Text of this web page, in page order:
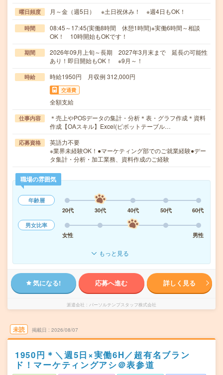
曜日頻度 月～金（週5日） ※土日祝休み！ ※週4日もOK！
時間
08:45～17:45(実働8時間 休憩1時間)※実働6時間～相談
OK！ 10時開始もOKです！
期間
2026年09月上旬～長期 2027年3月末まで 延長の可能性
あり！即日開始もOK！ ※9月～！
時給 時給1950円 月収例 312,000円
交通費
全額支給
仕事内容
＊売上やPOSデータの集計・分析＊表・グラフ作成＊資料
作成【OAスキル】Excel(ピボットテーブル…
応募資格
英語力不要
※業界未経験OK！●マーケティング部でのご就業経験●デー
タ集計・分析・加工業務、資料作成のご経験
職場の雰囲気
年齢層
20代
30代 40代 50代
60代
男女比率
女性
男性
もっと見る
気になる! 応募へ進む 詳しく見る
派遣会社 パーソルテンプスタッフ株式会社
未読 掲載日 2026/08/07
1950円＊＼週5日×実働6H／超有名ブラン
ド！マーケティングアシ＠表参道